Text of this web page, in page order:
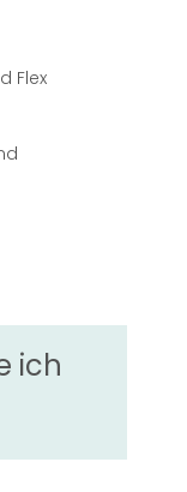
Flex
ich